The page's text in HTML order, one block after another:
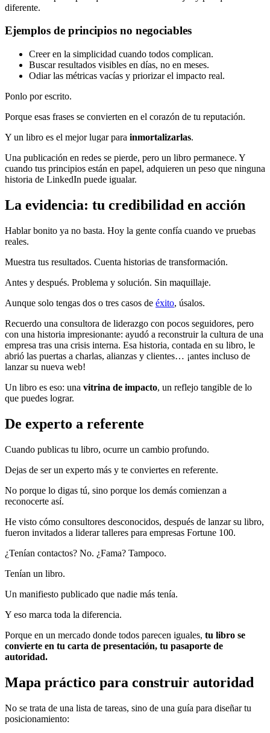
diferente.
Ejemplos de principios no negociables
Creer en la simplicidad cuando todos complican.
Buscar resultados visibles en días, no en meses.
Odiar las métricas vacías y priorizar el impacto real.
Ponlo por escrito.
Porque esas frases se convierten en el corazón de tu reputación.
Y un libro es el mejor lugar para inmortalizarlas.
Una publicación en redes se pierde, pero un libro permanece. Y
cuando tus principios están en papel, adquieren un peso que ninguna
historia de LinkedIn puede igualar.
La evidencia: tu credibilidad en acción
Hablar bonito ya no basta. Hoy la gente confía cuando ve pruebas
reales.
Muestra tus resultados. Cuenta historias de transformación.
Antes y después. Problema y solución. Sin maquillaje.
Aunque solo tengas dos o tres casos de éxito, úsalos.
Recuerdo una consultora de liderazgo con pocos seguidores, pero
con una historia impresionante: ayudó a reconstruir la cultura de una
empresa tras una crisis interna. Esa historia, contada en su libro, le
abrió las puertas a charlas, alianzas y clientes… ¡antes incluso de
lanzar su nueva web!
Un libro es eso: una vitrina de impacto, un reflejo tangible de lo
que puedes lograr.
De experto a referente
Cuando publicas tu libro, ocurre un cambio profundo.
Dejas de ser un experto más y te conviertes en referente.
No porque lo digas tú, sino porque los demás comienzan a
reconocerte así.
He visto cómo consultores desconocidos, después de lanzar su libro,
fueron invitados a liderar talleres para empresas Fortune 100.
¿Tenían contactos? No. ¿Fama? Tampoco.
Tenían un libro.
Un manifiesto publicado que nadie más tenía.
Y eso marca toda la diferencia.
Porque en un mercado donde todos parecen iguales, tu libro se
convierte en tu carta de presentación, tu pasaporte de
autoridad.
Mapa práctico para construir autoridad
No se trata de una lista de tareas, sino de una guía para diseñar tu
posicionamiento: